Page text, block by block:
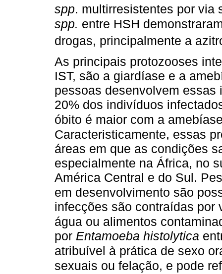
spp. multirresistentes por via
spp. entre HSH
drogas, principalmente a
As principais protozooses
IST, são a giardíase e a
pessoas desenvolvem essas
20% dos indivíduos
óbito é maior com a
Caracteristicamente, essas
áreas em que as condições
especialmente na África, no
América Central e do Sul.
em desenvolvimento são
infecções são contraídas por
água ou alimentos
por Entamoeba histolytica
atribuível à prática de sexo
sexuais ou felação, e pode